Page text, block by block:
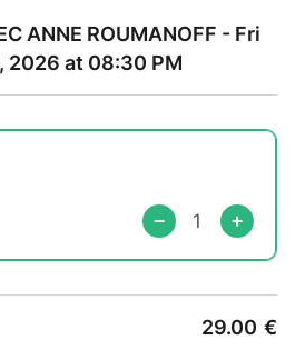
ANNE ROUMANOFF - Fri
2026 at 08:30 PM
29.00 €